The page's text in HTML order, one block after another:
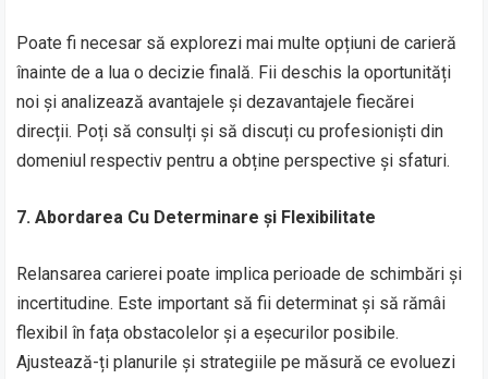
Poate fi necesar să explorezi mai multe opțiuni de carieră
înainte de a lua o decizie finală. Fii deschis la oportunități
noi și analizează avantajele și dezavantajele fiecărei
direcții. Poți să consulți și să discuți cu profesioniști din
domeniul respectiv pentru a obține perspective și sfaturi.
7. Abordarea Cu Determinare și Flexibilitate
Relansarea carierei poate implica perioade de schimbări și
incertitudine. Este important să fii determinat și să rămâi
flexibil în fața obstacolelor și a eșecurilor posibile.
Ajustează-ți planurile și strategiile pe măsură ce evoluezi